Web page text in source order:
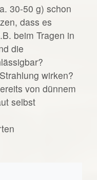
30-50 g) schon
dass es
beim Tragen in
die
wirken?
von dünnem
selbst